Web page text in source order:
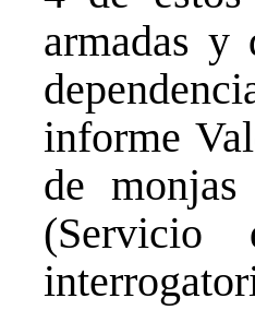
armadas y
informe
de
(Servicio